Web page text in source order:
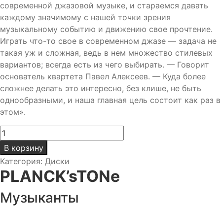
современной джазовой музыке, и стараемся давать
каждому значимому с нашей точки зрения
музыкальному событию и движению свое прочтение.
Играть что-то свое в современном джазе — задача не
такая уж и сложная, ведь в нем множество стилевых
вариантов; всегда есть из чего выбирать. — Говорит
основатель квартета Павел Алексеев. — Куда более
сложнее делать это интересно, без клише, не быть
однообразными, и наша главная цель состоит как раз в
этом».
Количество
товара
Planck’stone
/
PLANCK’sTONe
В корзину
Категория: Диски
PLANCK’sTONe
Музыканты